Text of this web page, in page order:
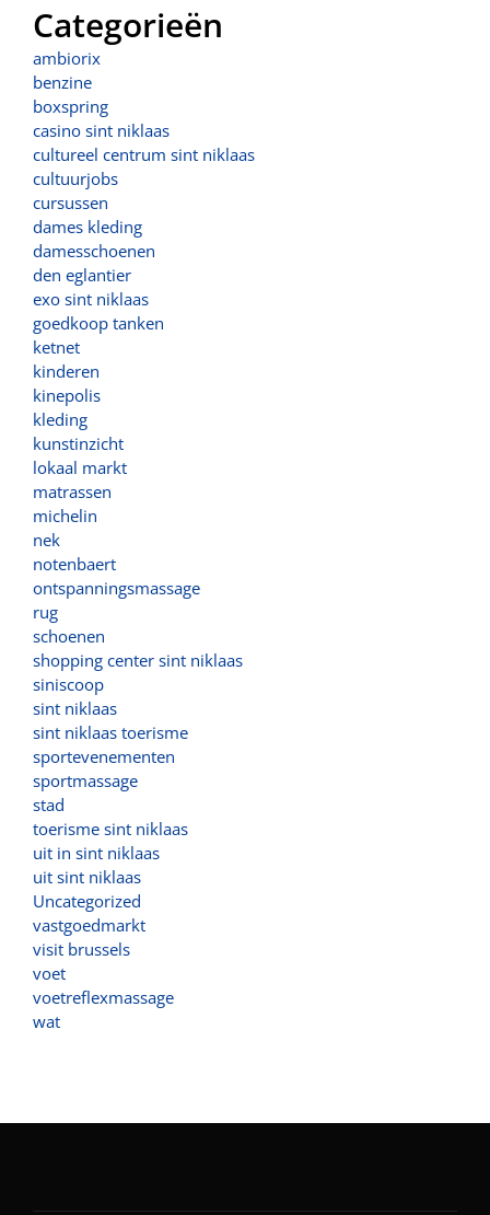
Categorieën
ambiorix
benzine
boxspring
casino sint niklaas
cultureel centrum sint niklaas
cultuurjobs
cursussen
dames kleding
damesschoenen
den eglantier
exo sint niklaas
goedkoop tanken
ketnet
kinderen
kinepolis
kleding
kunstinzicht
lokaal markt
matrassen
michelin
nek
notenbaert
ontspanningsmassage
rug
schoenen
shopping center sint niklaas
siniscoop
sint niklaas
sint niklaas toerisme
sportevenementen
sportmassage
stad
toerisme sint niklaas
uit in sint niklaas
uit sint niklaas
Uncategorized
vastgoedmarkt
visit brussels
voet
voetreflexmassage
wat